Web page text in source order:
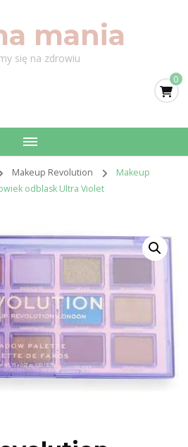
mania
się na zdrowiu
0
Makeup Revolution
Makeup
odblask Ultra Violet